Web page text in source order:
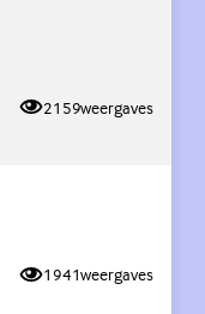
2159weergaves
1941weergaves